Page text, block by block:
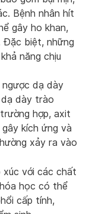
Bệnh nhân hít
gây ho khan,
Đặc biệt, những
năng chịu
ngược dạ dày
dày trào
hợp, axit
kích ứng và
xảy ra vào
xúc với các chất
học có thể
cấp tính,